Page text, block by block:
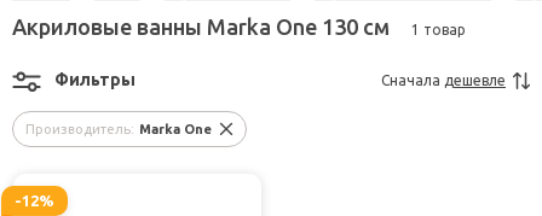
Акриловые ванны Marka One 130 см 1 товар
Производитель: Marka One
Фильтры Сначала дешевле
-12%